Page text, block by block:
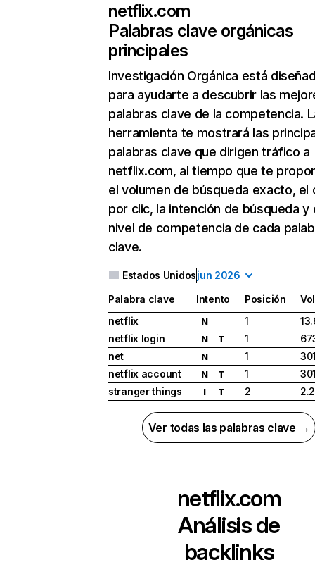
netflix.com
Palabras clave orgánicas
principales
Investigación Orgánica está
para ayudarte a descubrir las
palabras clave de la competencia.
herramienta te mostrará las
palabras clave que dirigen tráfico a
netflix.com, al tiempo que te
el volumen de búsqueda exacto, el
por clic, la intención de búsqueda y
nivel de competencia de cada
clave.
Estados Unidosjun 2026
Palabra clave Intento Posición
netflix
N 1
netflix login
N T 1
net
N 1
netflix account
N T 1
stranger things
I T 2
Ver todas las palabras clave →
netflix.com
Análisis de
backlinks